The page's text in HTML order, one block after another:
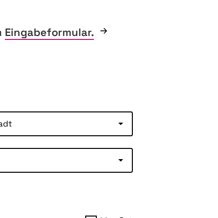
Eingabeformular.